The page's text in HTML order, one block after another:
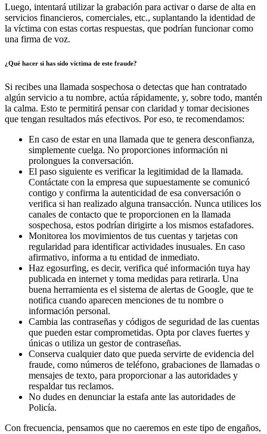
Luego, intentará utilizar la grabación para activar o darse de alta en
servicios financieros, comerciales, etc., suplantando la identidad de
la víctima con estas cortas respuestas, que podrían funcionar como
una firma de voz.
¿Qué hacer si has sido víctima de este fraude?
Si recibes una llamada sospechosa o detectas que han contratado
algún servicio a tu nombre, actúa rápidamente, y, sobre todo, mantén
la calma. Esto te permitirá pensar con claridad y tomar decisiones
que tengan resultados más efectivos. Por eso, te recomendamos:
En caso de estar en una llamada que te genera desconfianza,
simplemente cuelga. No proporciones información ni
prolongues la conversación.
El paso siguiente es verificar la legitimidad de la llamada.
Contáctate con la empresa que supuestamente se comunicó
contigo y confirma la autenticidad de esa conversación o
verifica si han realizado alguna transacción. Nunca utilices los
canales de contacto que te proporcionen en la llamada
sospechosa, estos podrían dirigirte a los mismos estafadores.
Monitorea los movimientos de tus cuentas y tarjetas con
regularidad para identificar actividades inusuales. En caso
afirmativo, informa a tu entidad de inmediato.
Haz egosurfing, es decir, verifica qué información tuya hay
publicada en internet y toma medidas para retirarla. Una
buena herramienta es el sistema de alertas de Google, que te
notifica cuando aparecen menciones de tu nombre o
información personal.
Cambia las contraseñas y códigos de seguridad de las cuentas
que pueden estar comprometidas. Opta por claves fuertes y
únicas o utiliza un gestor de contraseñas.
Conserva cualquier dato que pueda servirte de evidencia del
fraude, como números de teléfono, grabaciones de llamadas o
mensajes de texto, para proporcionar a las autoridades y
respaldar tus reclamos.
No dudes en denunciar la estafa ante las autoridades de
Policía.
Con frecuencia, pensamos que no caeremos en este tipo de engaños,